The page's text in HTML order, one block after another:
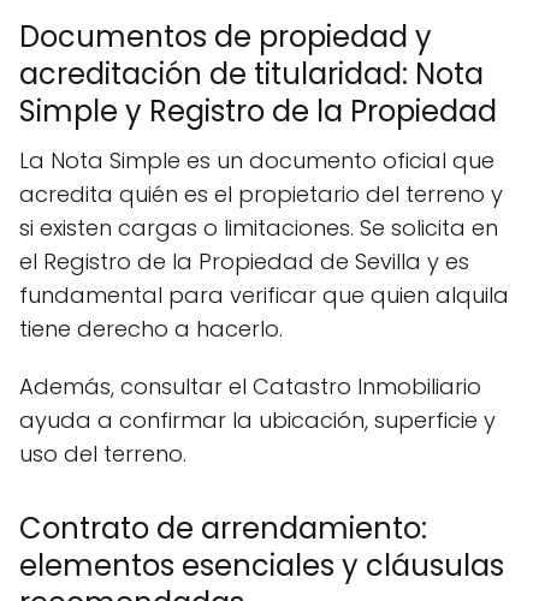
Documentos de propiedad y
acreditación de titularidad: Nota
Simple y Registro de la Propiedad
La Nota Simple es un documento oficial que
acredita quién es el propietario del terreno y
si existen cargas o limitaciones. Se solicita en
el Registro de la Propiedad de Sevilla y es
fundamental para verificar que quien alquila
tiene derecho a hacerlo.
Además, consultar el Catastro Inmobiliario
ayuda a confirmar la ubicación, superficie y
uso del terreno.
Contrato de arrendamiento:
elementos esenciales y cláusulas